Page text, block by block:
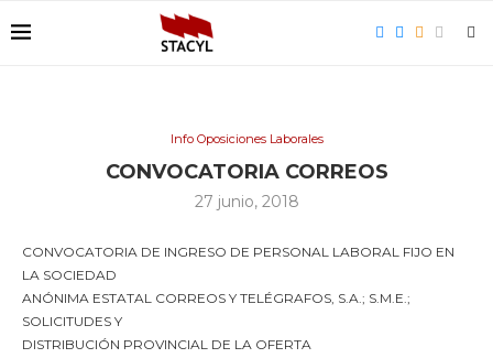
Info Oposiciones Laborales
CONVOCATORIA CORREOS
27 junio, 2018
CONVOCATORIA DE INGRESO DE PERSONAL LABORAL FIJO EN
LA SOCIEDAD
ANÓNIMA ESTATAL CORREOS Y TELÉGRAFOS, S.A.; S.M.E.;
SOLICITUDES Y
DISTRIBUCIÓN PROVINCIAL DE LA OFERTA